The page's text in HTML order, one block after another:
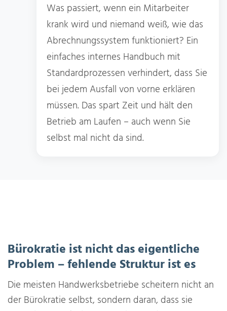
Was passiert, wenn ein Mitarbeiter
krank wird und niemand weiß, wie das
Abrechnungssystem funktioniert? Ein
einfaches internes Handbuch mit
Standardprozessen verhindert, dass Sie
bei jedem Ausfall von vorne erklären
müssen. Das spart Zeit und hält den
Betrieb am Laufen – auch wenn Sie
selbst mal nicht da sind.
Bürokratie ist nicht das eigentliche
Problem – fehlende Struktur ist es
Die meisten Handwerksbetriebe scheitern nicht an
der Bürokratie selbst, sondern daran, dass sie